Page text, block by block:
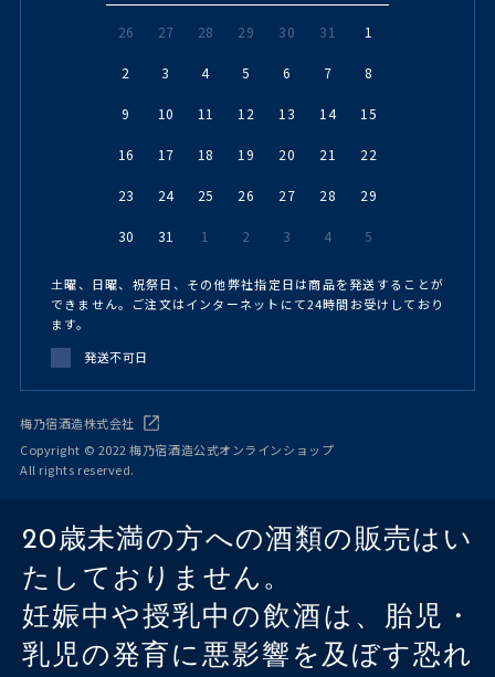
26 27 28 29 30 31 1
2 3 4 5 6 7 8
9 10 11 12 13 14 15
16 17 18 19 20 21 22
23 24 25 26 27 28 29
30 31 1 2 3 4 5
土曜、日曜、祝祭日、その他弊社指定日は商品を発送することが
できません。ご注文はインターネットにて24時間お受けしており
ます。
発送不可日
梅乃宿酒造株式会社
Copyright © 2022 梅乃宿酒造公式オンラインショップ
All rights reserved.
20歳未満の方への酒類の販売はい
たしておりません。
妊娠中や授乳中の飲酒は、胎児・
乳児の発育に悪影響を及ぼす恐れ